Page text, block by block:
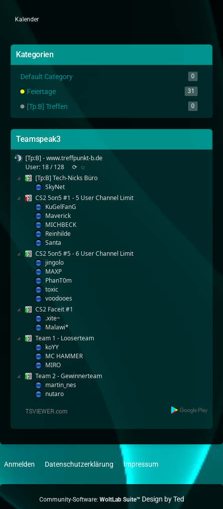
Kalender
Kategorien
Default Category 0
Feiertage 31
[Tp:B] Treffen 0
Teamspeak3
[Tp:B] - www.treffpunkt-b.de
User: 18 / 128
⟳ ◌
[Tp:B] Tech-Nicks Büro
SkyNet
CS2 5on5 #1 - 5 User Channel Limit
KuGelFanG
Maverick
MICHBECK
Reinhilde
Santa
CS2 5on5 #5 - 6 User Channel Limit
jingolo
MAXP
PhanT0m
toxic
voodooes
CS2 Faceit #1
.xite~
Malawi*
Team 1 - Looserteam
koYY
MC HAMMER
MIRO
Team 2 - Gewinnerteam
martin_nes
nutaro
Anmelden Datenschutzerklärung Impressum
Community-Software: WoltLab Suite™